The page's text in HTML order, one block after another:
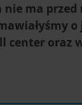
ma
center oraz